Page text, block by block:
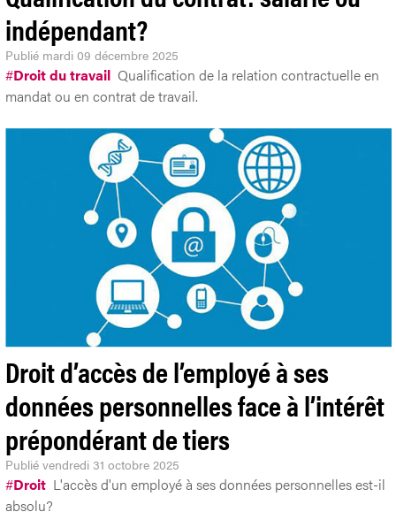
indépendant?
Publié mardi 09 décembre 2025
#Droit du travail Qualification de la relation contractuelle en
mandat ou en contrat de travail.
Droit d’accès de l’employé à ses
données personnelles face à l’intérêt
prépondérant de tiers
Publié vendredi 31 octobre 2025
#Droit L'accès d'un employé à ses données personnelles est-il
absolu?